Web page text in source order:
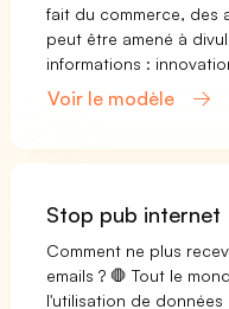
fait du commerce, des
peut être amené à
informations :
Voir le modèle
Stop pub internet
Comment ne plus
emails ? 🛑 Tout le
l'utilisation de